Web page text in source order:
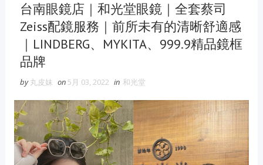
台南眼鏡店｜和光堂眼鏡｜全套蔡司
Zeiss配鏡服務｜前所未有的清晰舒適感
｜LINDBERG、MYKITA、999.9精品鏡框
品牌
by 丸皮妹 on 5月 03, 2022 in 和光堂